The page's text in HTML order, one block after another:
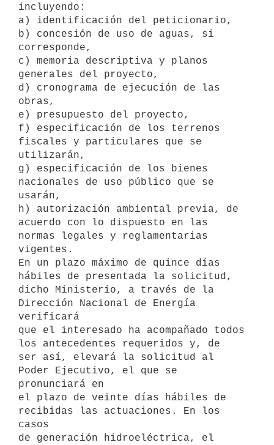
incluyendo:
a) identificación del peticionario,
b) concesión de uso de aguas, si
corresponde,
c) memoria descriptiva y planos
generales del proyecto,
d) cronograma de ejecución de las
obras,
e) presupuesto del proyecto,
f) especificación de los terrenos
fiscales y particulares que se
utilizarán,
g) especificación de los bienes
nacionales de uso público que se
usarán,
h) autorización ambiental previa, de
acuerdo con lo dispuesto en las
normas legales y reglamentarias
vigentes.
En un plazo máximo de quince días
hábiles de presentada la solicitud,
dicho Ministerio, a través de la
Dirección Nacional de Energía
verificará
que el interesado ha acompañado todos
los antecedentes requeridos y, de
ser así, elevará la solicitud al
Poder Ejecutivo, el que se
pronunciará en
el plazo de veinte días hábiles de
recibidas las actuaciones. En los
casos
de generación hidroeléctrica, el